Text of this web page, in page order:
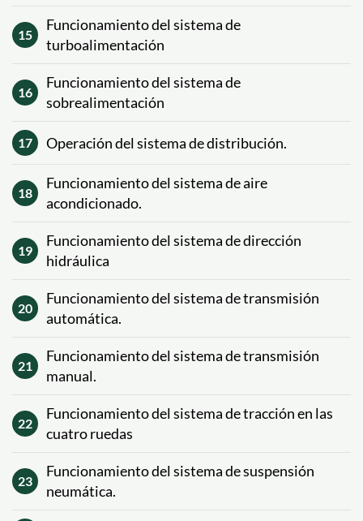
15
Funcionamiento del sistema de
turboalimentación
16
Funcionamiento del sistema de
sobrealimentación
17 Operación del sistema de distribución.
18
Funcionamiento del sistema de aire
acondicionado.
19
Funcionamiento del sistema de dirección
hidráulica
20
Funcionamiento del sistema de transmisión
automática.
21
Funcionamiento del sistema de transmisión
manual.
22
Funcionamiento del sistema de tracción en las
cuatro ruedas
23
Funcionamiento del sistema de suspensión
neumática.